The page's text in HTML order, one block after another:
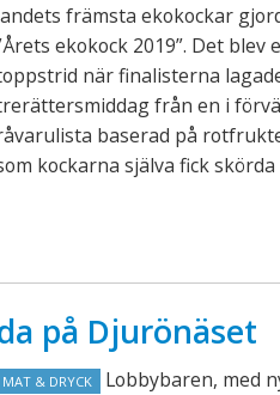
främsta ekokockar
ekokock 2019”. Det blev
när finalisterna
från en i
baserad på
kockarna själva fick
på Djurönäset
MAT & DRYCK
Lobbybaren, med